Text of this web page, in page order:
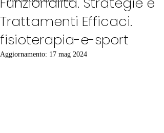
Trattamenti Efficaci.
fisioterapia-e-sport
Aggiornamento: 17 mag 2024